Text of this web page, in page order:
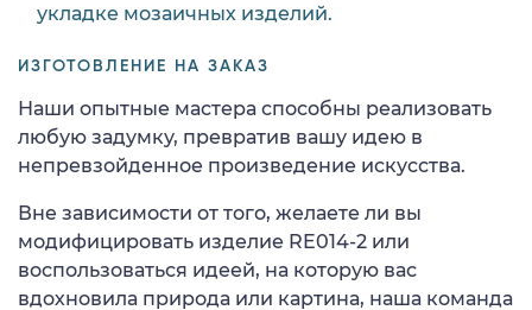
укладке мозаичных изделий.
ИЗГОТОВЛЕНИЕ НА ЗАКАЗ
Наши опытные мастера способны реализовать
любую задумку, превратив вашу идею в
непревзойденное произведение искусства.
Вне зависимости от того, желаете ли вы
модифицировать изделие RE014-2 или
воспользоваться идеей, на которую вас
вдохновила природа или картина, наша команда